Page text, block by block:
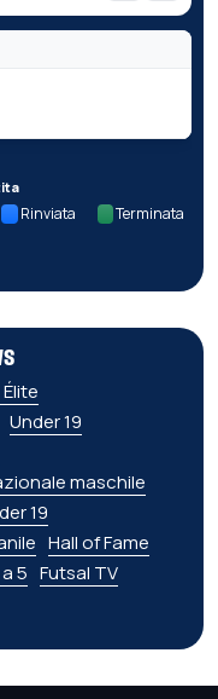
Rinviata Terminata
Under 19
maschile
19
Hall of Fame
5 Futsal TV